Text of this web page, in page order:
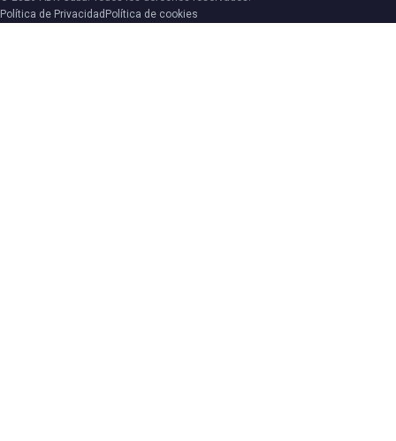
Política de Privacidad Política de cookies